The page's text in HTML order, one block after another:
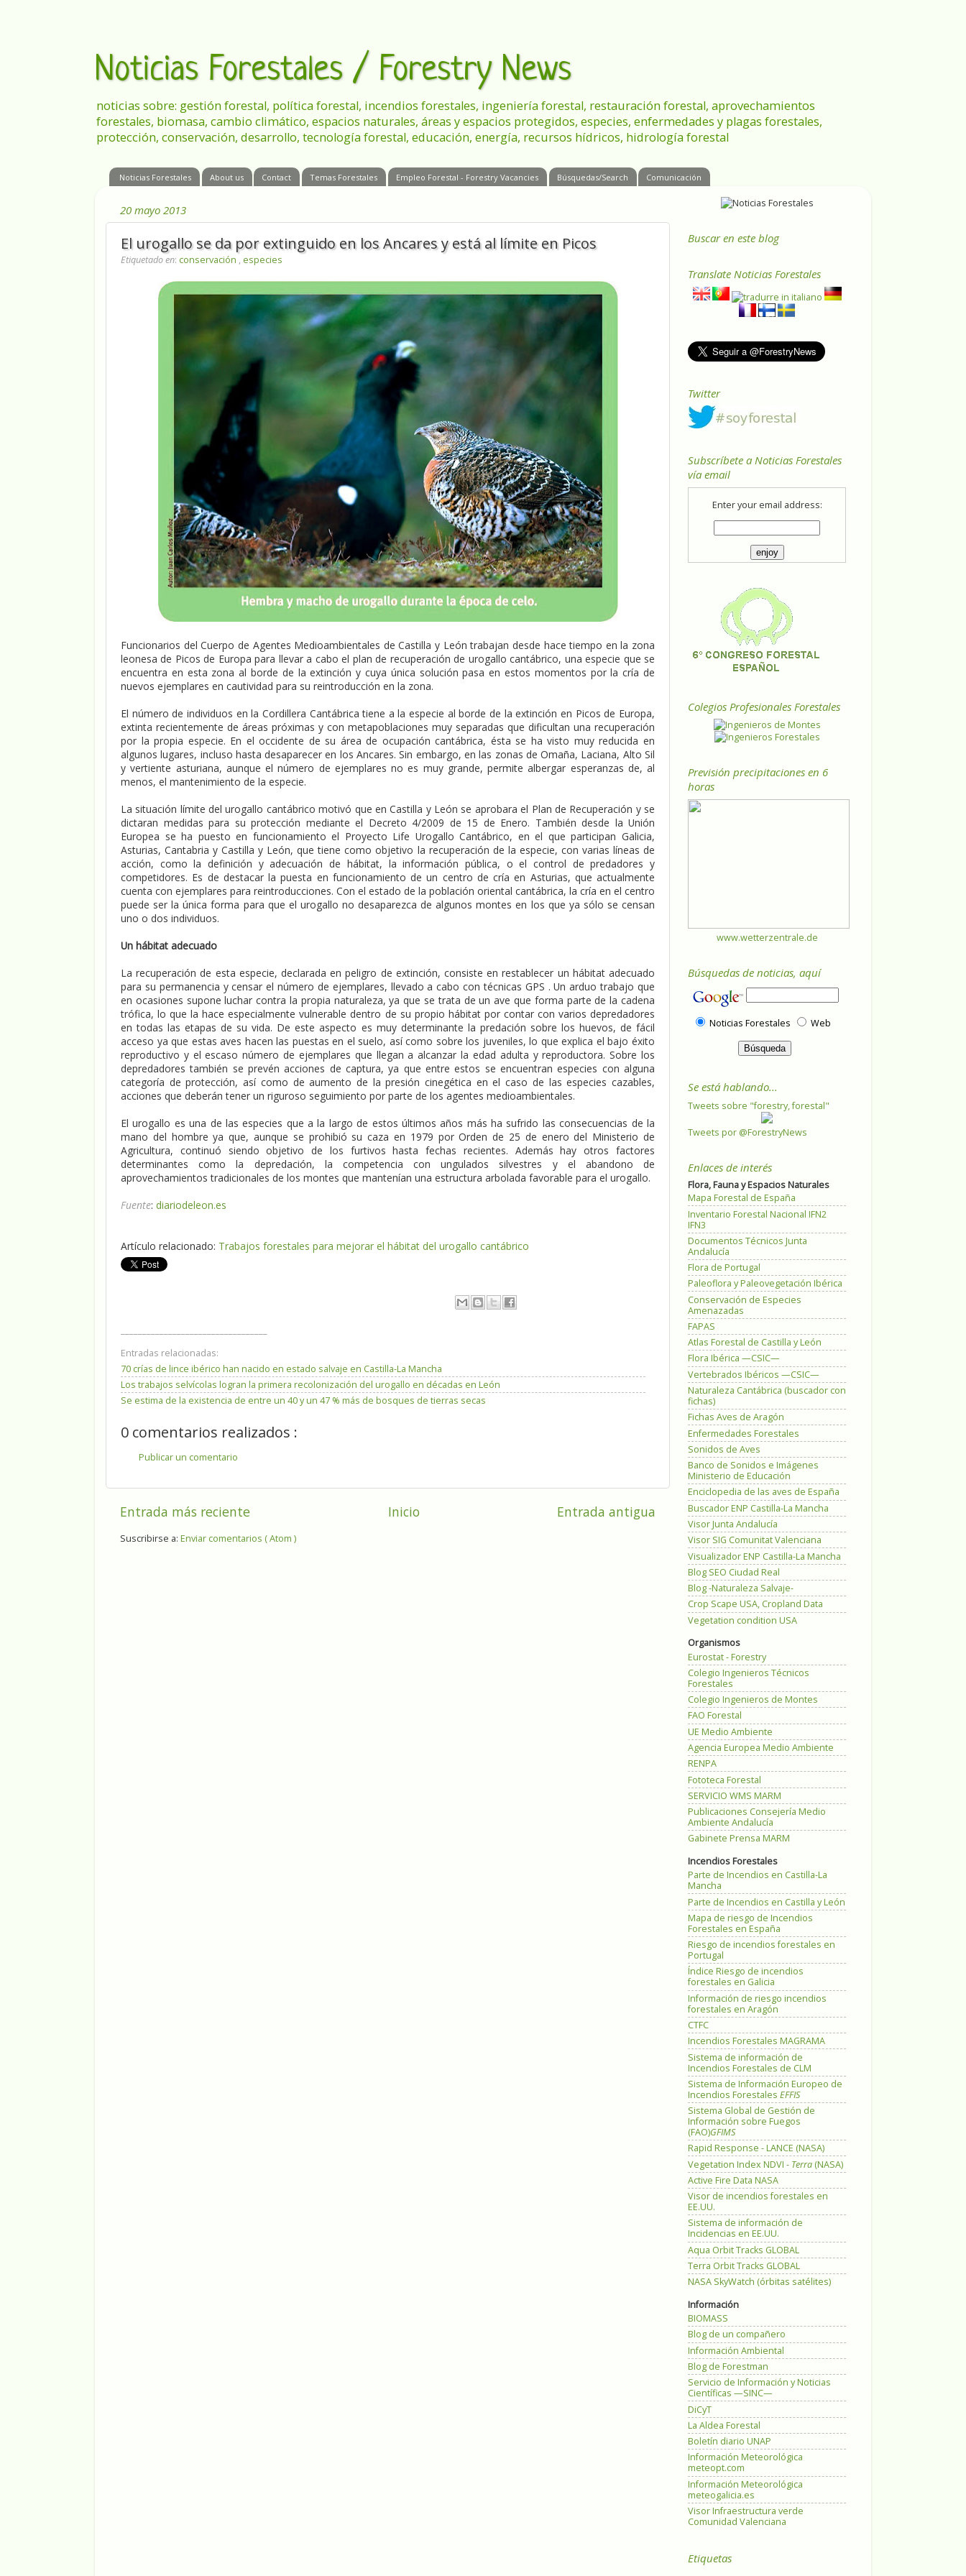
Noticias Forestales / Forestry News
noticias sobre: gestión forestal, política forestal, incendios forestales, ingeniería forestal, restauración forestal, aprovechamientos
forestales, biomasa, cambio climático, espacios naturales, áreas y espacios protegidos, especies, enfermedades y plagas forestales,
protección, conservación, desarrollo, tecnología forestal, educación, energía, recursos hídricos, hidrología forestal
Noticias Forestales About us Contact Temas Forestales Empleo Forestal - Forestry Vacancies Búsquedas/Search Comunicación
20 mayo 2013
El urogallo se da por extinguido en los Ancares y está al límite en Picos
Etiquetado en: conservación , especies
Funcionarios del Cuerpo de Agentes Medioambientales de Castilla y León trabajan desde hace tiempo en la zona
leonesa de Picos de Europa para llevar a cabo el plan de recuperación de urogallo cantábrico, una especie que se
encuentra en esta zona al borde de la extinción y cuya única solución pasa en estos momentos por la cría de
nuevos ejemplares en cautividad para su reintroducción en la zona.
El número de individuos en la Cordillera Cantábrica tiene a la especie al borde de la extinción en Picos de Europa,
extinta recientemente de áreas próximas y con metapoblaciones muy separadas que dificultan una recuperación
por la propia especie. En el occidente de su área de ocupación cantábrica, ésta se ha visto muy reducida en
algunos lugares, incluso hasta desaparecer en los Ancares. Sin embargo, en las zonas de Omaña, Laciana, Alto Sil
y vertiente asturiana, aunque el número de ejemplares no es muy grande, permite albergar esperanzas de, al
menos, el mantenimiento de la especie.
La situación límite del urogallo cantábrico motivó que en Castilla y León se aprobara el Plan de Recuperación y se
dictaran medidas para su protección mediante el Decreto 4/2009 de 15 de Enero. También desde la Unión
Europea se ha puesto en funcionamiento el Proyecto Life Urogallo Cantábrico, en el que participan Galicia,
Asturias, Cantabria y Castilla y León, que tiene como objetivo la recuperación de la especie, con varias líneas de
acción, como la definición y adecuación de hábitat, la información pública, o el control de predadores y
competidores. Es de destacar la puesta en funcionamiento de un centro de cría en Asturias, que actualmente
cuenta con ejemplares para reintroducciones. Con el estado de la población oriental cantábrica, la cría en el centro
puede ser la única forma para que el urogallo no desaparezca de algunos montes en los que ya sólo se censan
uno o dos individuos.
Un hábitat adecuado
La recuperación de esta especie, declarada en peligro de extinción, consiste en restablecer un hábitat adecuado
para su permanencia y censar el número de ejemplares, llevado a cabo con técnicas GPS . Un arduo trabajo que
en ocasiones supone luchar contra la propia naturaleza, ya que se trata de un ave que forma parte de la cadena
trófica, lo que la hace especialmente vulnerable dentro de su propio hábitat por contar con varios depredadores
en todas las etapas de su vida. De este aspecto es muy determinante la predación sobre los huevos, de fácil
acceso ya que estas aves hacen las puestas en el suelo, así como sobre los juveniles, lo que explica el bajo éxito
reproductivo y el escaso número de ejemplares que llegan a alcanzar la edad adulta y reproductora. Sobre los
depredadores también se prevén acciones de captura, ya que entre estos se encuentran especies con alguna
categoría de protección, así como de aumento de la presión cinegética en el caso de las especies cazables,
acciones que deberán tener un riguroso seguimiento por parte de los agentes medioambientales.
El urogallo es una de las especies que a la largo de estos últimos años más ha sufrido las consecuencias de la
mano del hombre ya que, aunque se prohibió su caza en 1979 por Orden de 25 de enero del Ministerio de
Agricultura, continuó siendo objetivo de los furtivos hasta fechas recientes. Además hay otros factores
determinantes como la depredación, la competencia con ungulados silvestres y el abandono de
aprovechamientos tradicionales de los montes que mantenían una estructura arbolada favorable para el urogallo.
Fuente: diariodeleon.es
Artículo relacionado: Trabajos forestales para mejorar el hábitat del urogallo cantábrico
Entradas relacionadas:
70 crías de lince ibérico han nacido en estado salvaje en Castilla-La Mancha
Los trabajos selvícolas logran la primera recolonización del urogallo en décadas en León
Se estima de la existencia de entre un 40 y un 47 % más de bosques de tierras secas
0 comentarios realizados :
Publicar un comentario
Entrada más reciente Entrada antigua
Inicio
Suscribirse a: Enviar comentarios ( Atom )
Buscar en este blog
Translate Noticias Forestales
Twitter
Subscríbete a Noticias Forestales
vía email
Enter your email address:
Colegios Profesionales Forestales
Previsión precipitaciones en 6
horas
www.wetterzentrale.de
Búsquedas de noticias, aquí
Noticias Forestales Web
Se está hablando...
Tweets sobre "forestry, forestal"
Tweets por @ForestryNews
Enlaces de interés
Flora, Fauna y Espacios Naturales
Mapa Forestal de España
Inventario Forestal Nacional IFN2
IFN3
Documentos Técnicos Junta
Andalucía
Flora de Portugal
Paleoflora y Paleovegetación Ibérica
Conservación de Especies
Amenazadas
FAPAS
Atlas Forestal de Castilla y León
Flora Ibérica —CSIC—
Vertebrados Ibéricos —CSIC—
Naturaleza Cantábrica (buscador con
fichas)
Fichas Aves de Aragón
Enfermedades Forestales
Sonidos de Aves
Banco de Sonidos e Imágenes
Ministerio de Educación
Enciclopedia de las aves de España
Buscador ENP Castilla-La Mancha
Visor Junta Andalucía
Visor SIG Comunitat Valenciana
Visualizador ENP Castilla-La Mancha
Blog SEO Ciudad Real
Blog -Naturaleza Salvaje-
Crop Scape USA, Cropland Data
Vegetation condition USA
Organismos
Eurostat - Forestry
Colegio Ingenieros Técnicos
Forestales
Colegio Ingenieros de Montes
FAO Forestal
UE Medio Ambiente
Agencia Europea Medio Ambiente
RENPA
Fototeca Forestal
SERVICIO WMS MARM
Publicaciones Consejería Medio
Ambiente Andalucía
Gabinete Prensa MARM
Incendios Forestales
Parte de Incendios en Castilla-La
Mancha
Parte de Incendios en Castilla y León
Mapa de riesgo de Incendios
Forestales en España
Riesgo de incendios forestales en
Portugal
Índice Riesgo de incendios
forestales en Galicia
Información de riesgo incendios
forestales en Aragón
CTFC
Incendios Forestales MAGRAMA
Sistema de información de
Incendios Forestales de CLM
Sistema de Información Europeo de
Incendios Forestales EFFIS
Sistema Global de Gestión de
Información sobre Fuegos
(FAO)GFIMS
Rapid Response - LANCE (NASA)
Vegetation Index NDVI - Terra (NASA)
Active Fire Data NASA
Visor de incendios forestales en
EE.UU.
Sistema de información de
Incidencias en EE.UU.
Aqua Orbit Tracks GLOBAL
Terra Orbit Tracks GLOBAL
NASA SkyWatch (órbitas satélites)
Información
BIOMASS
Blog de un compañero
Información Ambiental
Blog de Forestman
Servicio de Información y Noticias
Científicas —SINC—
DiCyT
La Aldea Forestal
Boletín diario UNAP
Información Meteorológica
meteopt.com
Información Meteorológica
meteogalicia.es
Visor Infraestructura verde
Comunidad Valenciana
Etiquetas